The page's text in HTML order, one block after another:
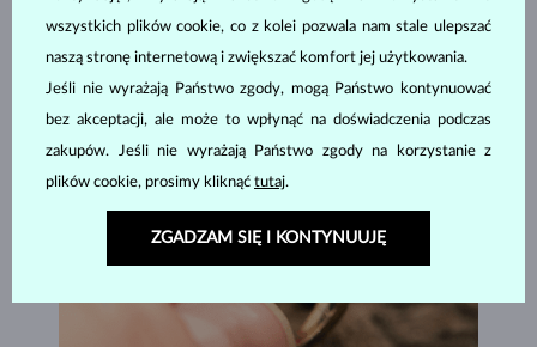
wszystkich plików cookie, co z kolei pozwala nam stale ulepszać
naszą stronę internetową i zwiększać komfort jej użytkowania.
Jeśli nie wyrażają Państwo zgody, mogą Państwo kontynuować
bez akceptacji, ale może to wpłynąć na doświadczenia podczas
zakupów. Jeśli nie wyrażają Państwo zgody na korzystanie z
plików cookie, prosimy kliknąć tutaj.
ZGADZAM SIĘ I KONTYNUUJĘ